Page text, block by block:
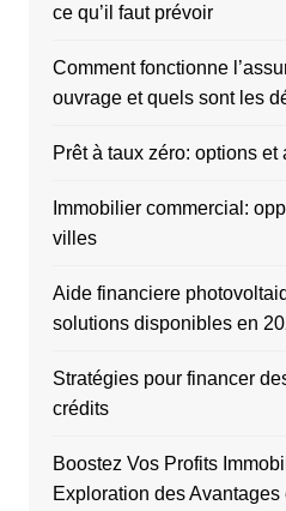
ce qu’il faut prévoir
Comment fonctionne
ouvrage et quels sont les
Prêt à taux zéro: options et
Immobilier commercial:
villes
Aide financiere
solutions disponibles en
Stratégies pour financer
crédits
Boostez Vos Profits
Exploration des Avantages